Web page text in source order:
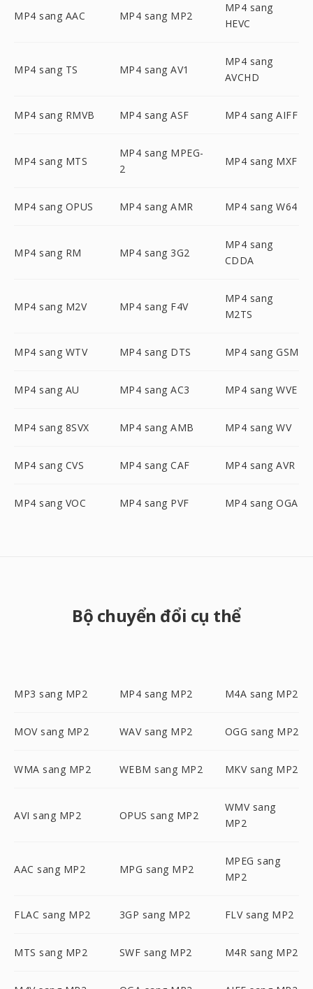
MP4 sang AAC MP4 sang MP2
MP4 sang
HEVC
MP4 sang TS MP4 sang AV1
MP4 sang
AVCHD
MP4 sang RMVB MP4 sang ASF MP4 sang AIFF
MP4 sang MTS
MP4 sang MPEG-
2
MP4 sang MXF
MP4 sang OPUS MP4 sang AMR MP4 sang W64
MP4 sang RM MP4 sang 3G2
MP4 sang
CDDA
MP4 sang M2V MP4 sang F4V
MP4 sang
M2TS
MP4 sang WTV MP4 sang DTS MP4 sang GSM
MP4 sang AU MP4 sang AC3 MP4 sang WVE
MP4 sang 8SVX MP4 sang AMB MP4 sang WV
MP4 sang CVS MP4 sang CAF MP4 sang AVR
MP4 sang VOC MP4 sang PVF MP4 sang OGA
Bộ chuyển đổi cụ thể
MP3 sang MP2 MP4 sang MP2 M4A sang MP2
MOV sang MP2 WAV sang MP2 OGG sang MP2
WMA sang MP2 WEBM sang MP2 MKV sang MP2
AVI sang MP2 OPUS sang MP2
WMV sang
MP2
AAC sang MP2 MPG sang MP2
MPEG sang
MP2
FLAC sang MP2 3GP sang MP2 FLV sang MP2
MTS sang MP2 SWF sang MP2 M4R sang MP2